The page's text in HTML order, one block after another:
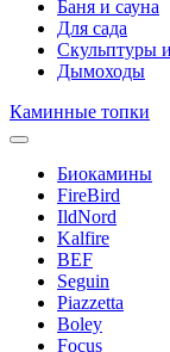
Баня и сауна
Для сада
Скульптуры
Дымоходы
Каминные топки
Биокамины
FireBird
IldNord
Kalfire
BEF
Seguin
Piazzetta
Boley
Focus